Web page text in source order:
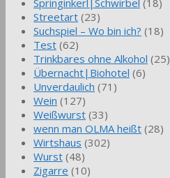
Streetart (23)
Suchspiel – Wo bin ich? (18)
Test (62)
Trinkbares ohne Alkohol (25)
Übernacht|Biohotel (6)
Unverdaulich (71)
Wein (127)
Weißwurst (33)
wenn man OLMA heißt (28)
Wirtshaus (302)
Wurst (48)
Zigarre (10)